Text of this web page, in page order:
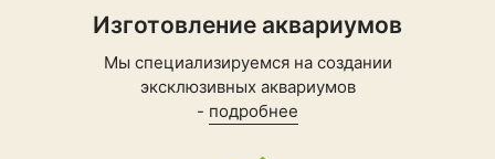
Изготовление аквариумов
Мы специализируемся на создании
эксклюзивных аквариумов
- подробнее